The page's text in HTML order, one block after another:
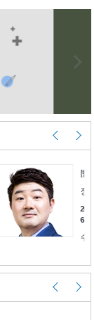
[행정
정인
2027
6년 7
수강